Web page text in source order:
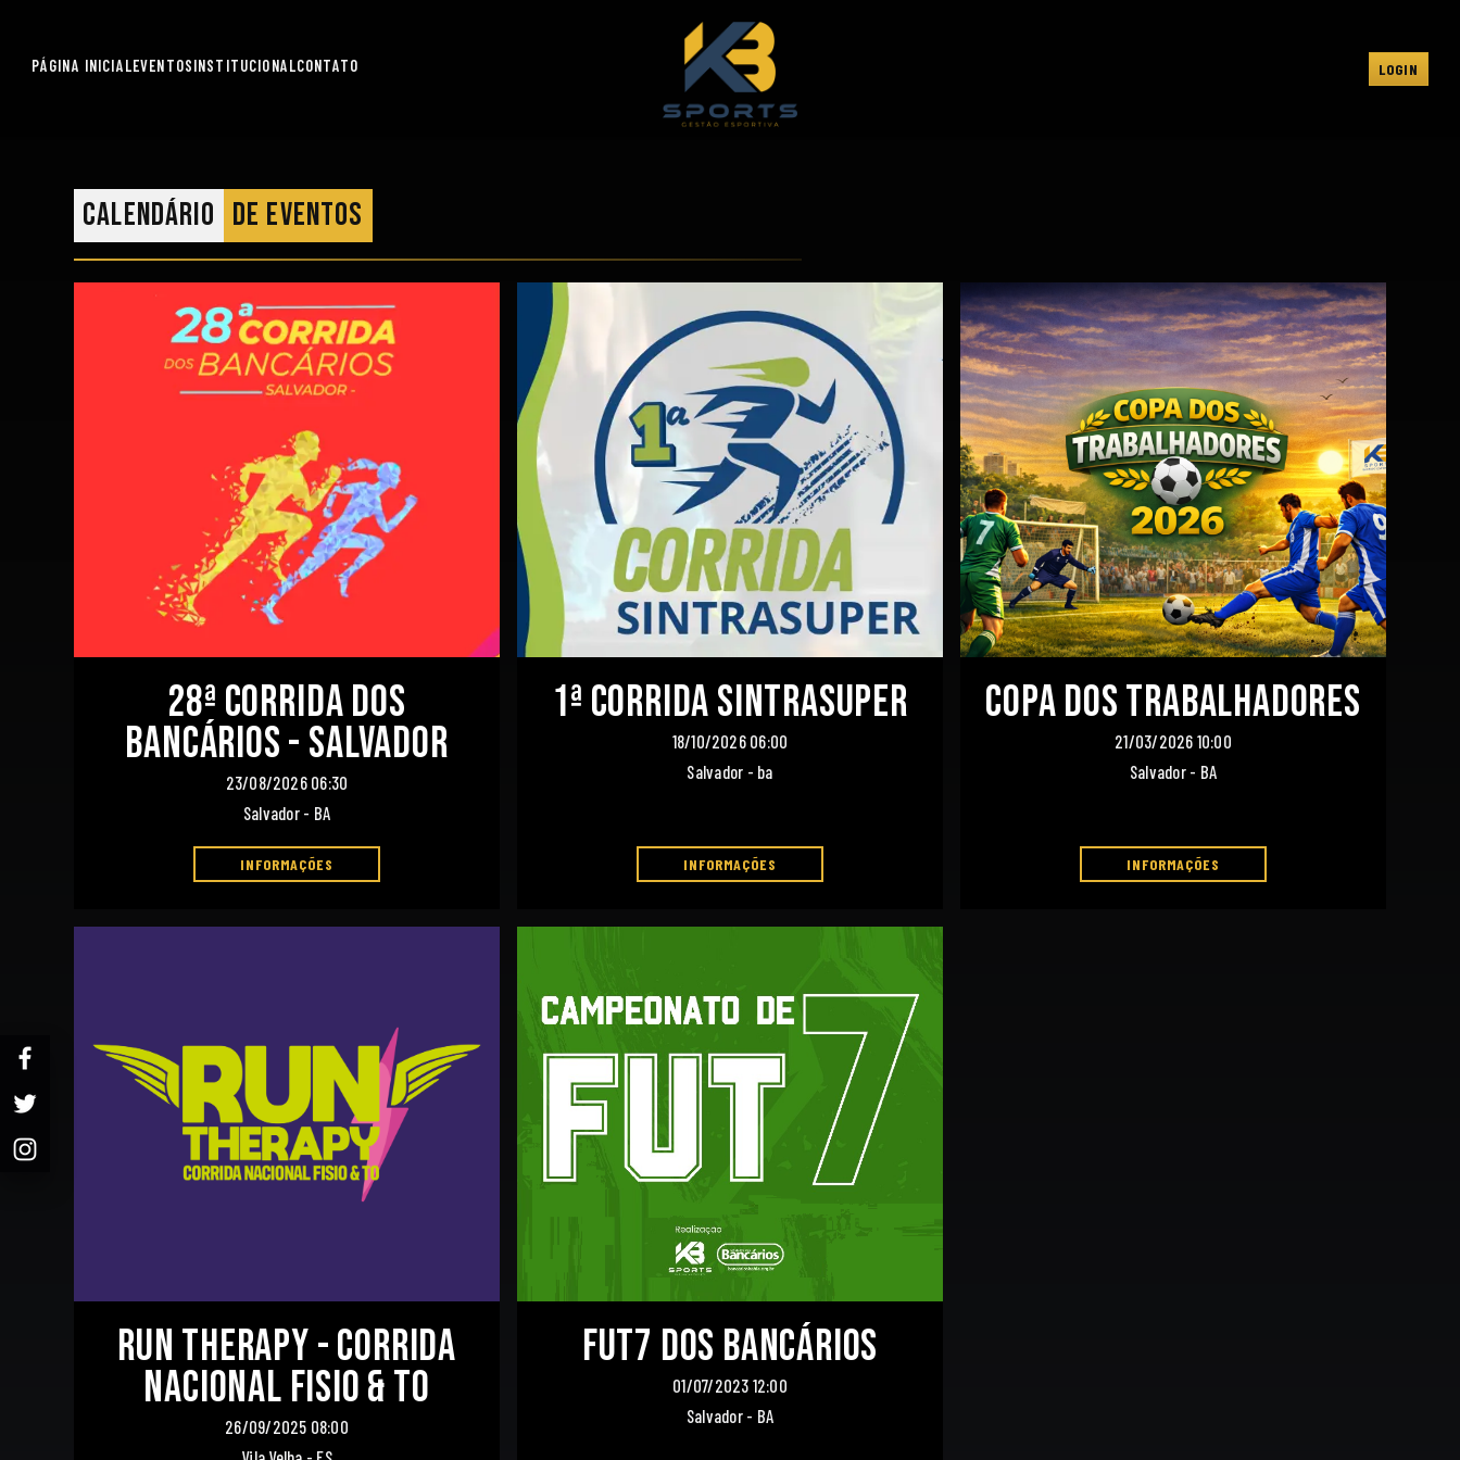
PÁGINA INICIALEVENTOSINSTITUCIONALCONTATO LOGIN
Calendário de eventos
28ª Corrida dos
Bancários - Salvador
23/08/2026 06:30
Salvador - BA
INFORMAÇÕES
1ª CORRIDA SINTRASUPER
18/10/2026 06:00
Salvador - ba
INFORMAÇÕES
Copa dos Trabalhadores
21/03/2026 10:00
Salvador - BA
INFORMAÇÕES
Run Therapy - Corrida
Nacional Fisio & To
26/09/2025 08:00
Fut7 dos Bancários
01/07/2023 12:00
Salvador - BA